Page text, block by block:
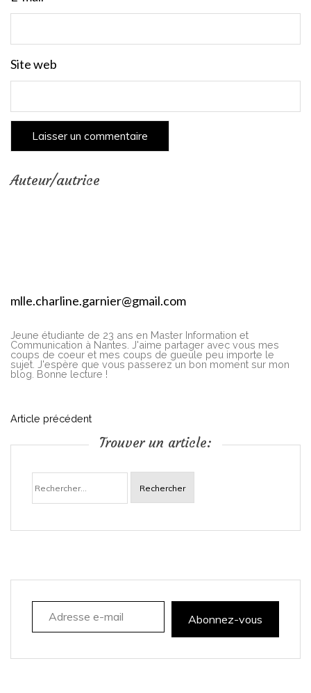
Site web
Auteur/autrice
mlle.charline.garnier@gmail.com
Jeune étudiante de 23 ans en Master Information et
Communication à Nantes. J'aime partager avec vous mes
coups de coeur et mes coups de gueule peu importe le
sujet. J'espère que vous passerez un bon moment sur mon
blog. Bonne lecture !
N
i
a
Article précédent
Trouver un article:
Rechercher :
Adresse e-mail
Abonnez-vous